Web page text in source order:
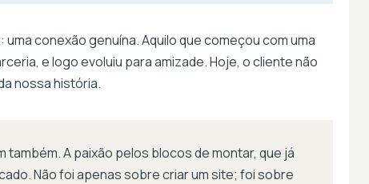
conexão genuína. Aquilo que começou com uma
e logo evoluiu para amizade. Hoje, o cliente não
nossa história.
A paixão pelos blocos de montar, que já
Não foi apenas sobre criar um site; foi sobre